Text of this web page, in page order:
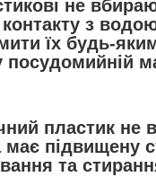
не
з
їх будь-
посудомийній
пластик не
має підвищену
та